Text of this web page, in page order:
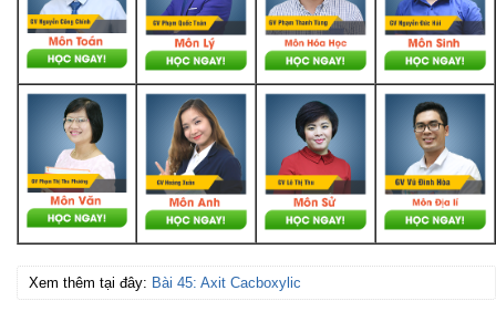
Xem thêm tại đây: Bài 45: Axit Cacboxylic